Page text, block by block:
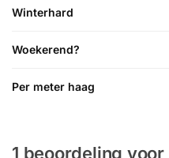
Winterhard
Woekerend?
Per meter haag
1 beoordeling voor